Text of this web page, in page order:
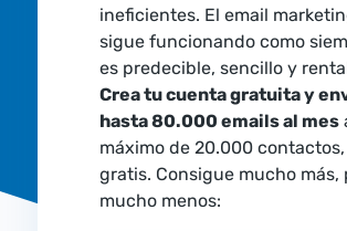
ineficientes. El email
sigue funcionando como
es predecible, sencillo y
Crea tu cuenta gratuita y
hasta 80.000 emails al mes
máximo de 20.000 contactos,
gratis. Consigue mucho más,
mucho menos: